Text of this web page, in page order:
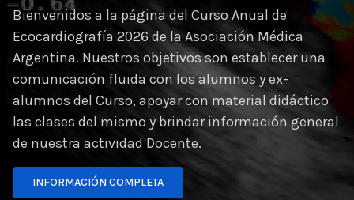
Bienvenidos a la página del Curso Anual de
Ecocardiografía 2026 de la Asociación Médica
Argentina. Nuestros objetivos son establecer una
comunicación fluida con los alumnos y ex-
alumnos del Curso, apoyar con material didáctico
las clases del mismo y brindar información general
de nuestra actividad Docente.
INFORMACIÓN COMPLETA